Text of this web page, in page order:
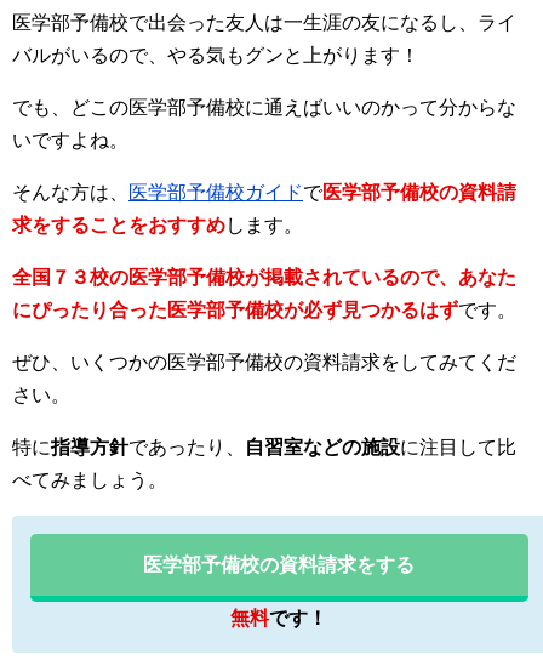
医学部予備校で出会った友人は一生涯の友になるし、ライ
バルがいるので、やる気もグンと上がります！
でも、どこの医学部予備校に通えばいいのかって分からな
いですよね。
そんな方は、 医学部予備校ガイドで医学部予備校の資料請
求をすることをおすすめします。
全国７３校の医学部予備校が掲載されているので、あなた
にぴったり合った医学部予備校が必ず見つかるはずです。
ぜひ、いくつかの医学部予備校の資料請求をしてみてくだ
さい。
特に指導方針であったり、 自習室などの施設に注目して比
べてみましょう。
医学部予備校の資料請求をする
無料です！